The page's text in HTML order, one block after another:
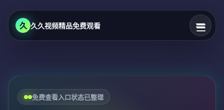
久 久久视频精品免费观看
免费查看入口状态已整理